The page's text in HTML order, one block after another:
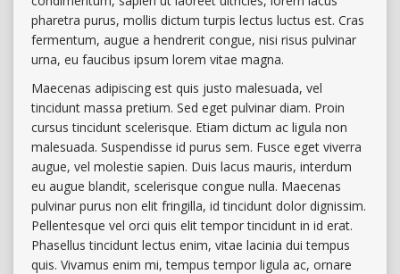
pharetra purus, mollis dictum turpis lectus luctus est. Cras
fermentum, augue a hendrerit congue, nisi risus pulvinar
urna, eu faucibus ipsum lorem vitae magna.
Maecenas adipiscing est quis justo malesuada, vel
tincidunt massa pretium. Sed eget pulvinar diam. Proin
cursus tincidunt scelerisque. Etiam dictum ac ligula non
malesuada. Suspendisse id purus sem. Fusce eget viverra
augue, vel molestie sapien. Duis lacus mauris, interdum
eu augue blandit, scelerisque congue nulla. Maecenas
pulvinar purus non elit fringilla, id tincidunt dolor dignissim.
Pellentesque vel orci quis elit tempor tincidunt in id erat.
Phasellus tincidunt lectus enim, vitae lacinia dui tempus
quis. Vivamus enim mi, tempus tempor ligula ac, ornare